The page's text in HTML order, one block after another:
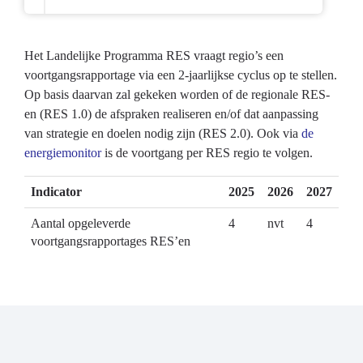
Het Landelijke Programma RES vraagt regio’s een
voortgangsrapportage via een 2-jaarlijkse cyclus op te stellen.
Op basis daarvan zal gekeken worden of de regionale RES-
en (RES 1.0) de afspraken realiseren en/of dat aanpassing
van strategie en doelen nodig zijn (RES 2.0). Ook via de
energiemonitoris de voortgang per RES regio te volgen.
Indicator 2025 2026 2027
Aantal opgeleverde
voortgangsrapportages RES’en
4 nvt 4